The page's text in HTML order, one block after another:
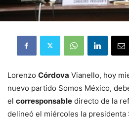
Lorenzo Córdova Vianello, hoy
nuevo partido Somos México,
el corresponsable directo de la
delineó el miércoles la presidenta